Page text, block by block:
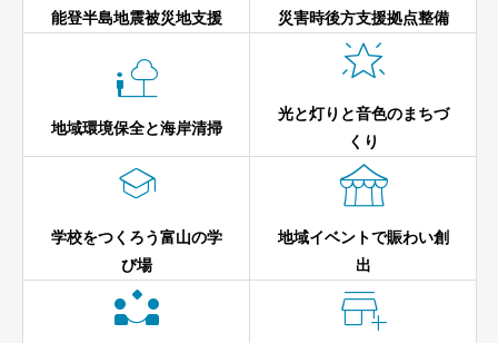
能登半島地震被災地支援 災害時後方支援拠点整備

地域環境保全と海岸清掃

光と灯りと音色のまちづ
くり

学校をつくろう富山の学
び場

地域イベントで賑わい創
出
 